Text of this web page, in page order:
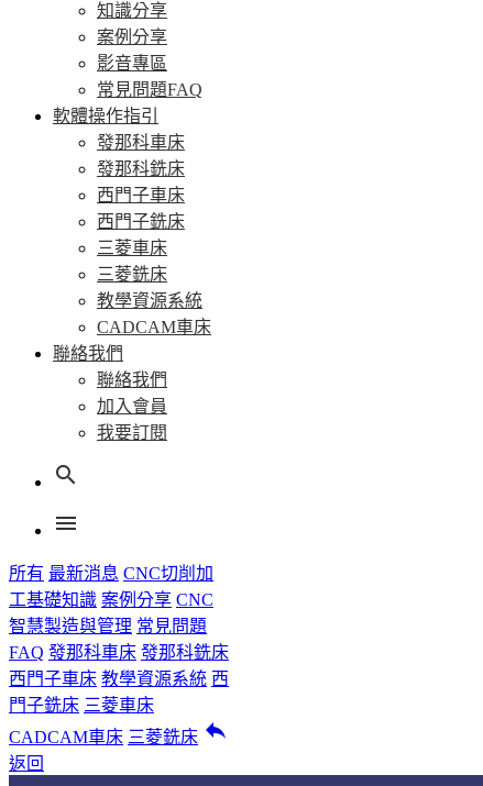
知識分享
案例分享
影音專區
常見問題FAQ
軟體操作指引
發那科車床
發那科銑床
西門子車床
西門子銑床
三菱車床
三菱銑床
教學資源系統
CADCAM車床
聯絡我們
聯絡我們
加入會員
我要訂閱
search
menu
所有 最新消息 CNC切削加
工基礎知識 案例分享 CNC
智慧製造與管理 常見問題
FAQ 發那科車床 發那科銑床
西門子車床 教學資源系統 西
門子銑床 三菱車床
CADCAM車床 三菱銑床 reply
返回